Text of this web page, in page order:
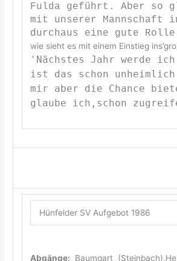
Fulda geführt. Aber so
mit unserer Mannschaft
durchaus eine gute
wie sieht es mit einem Einstieg
'Nächstes Jahr werde
ist das schon
mir aber die Chance
glaube ich,schon
Hünfelder SV Aufgebot 1986
Abgänge: Baumgart